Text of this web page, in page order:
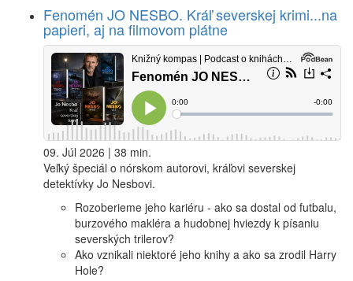
Fenomén JO NESBO. Kráľ severskej krimi...na
papieri, aj na filmovom plátne
09. Júl 2026 | 38 min.
Veľký špeciál o nórskom autorovi, kráľovi severskej
detektívky Jo Nesbovi.
Rozoberieme jeho kariéru - ako sa dostal od futbalu,
burzového makléra a hudobnej hviezdy k písaniu
severských trilerov?
Ako vznikali niektoré jeho knihy a ako sa zrodil Harry
Hole?